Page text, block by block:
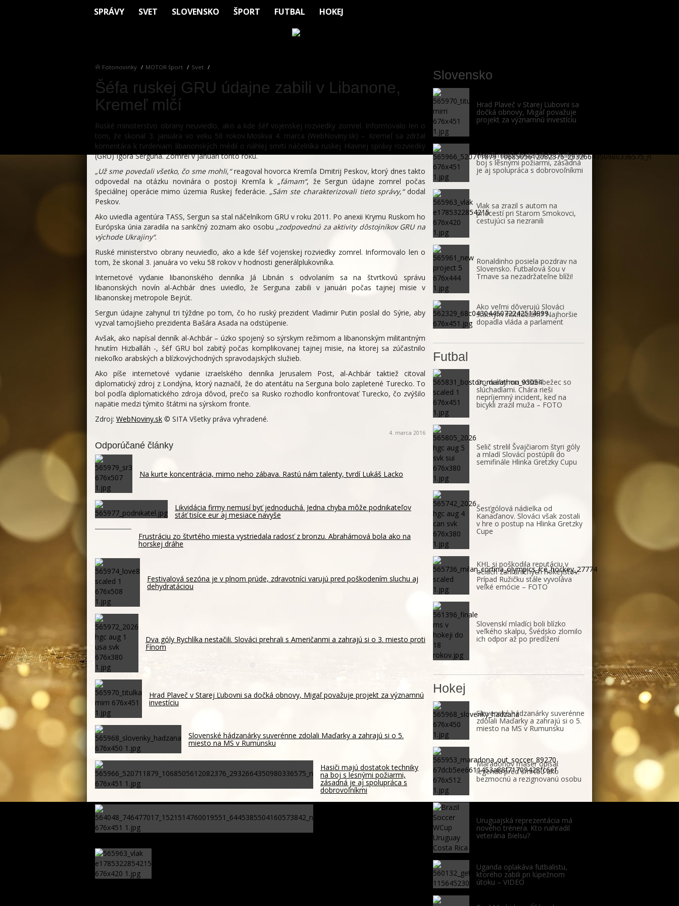
SPRÁVY SVET SLOVENSKO ŠPORT FUTBAL HOKEJ
Fotonovinky MOTOR šport Svet
Šéfa ruskej GRU údajne zabili v Libanone,
Kremeľ mlčí
Ruské ministerstvo obrany neuviedlo, ako a kde šéf vojenskej rozviedky zomrel. Informovalo len o
tom, že skonal 3. januára vo veku 58 rokov.Moskva 4. marca (WebNoviny.sk) – Kremeľ sa zdržal
komentára k tvrdeniam libanonských médií o náhlej smrti náčelníka ruskej Hlavnej správy rozviedky
(GRU) Igora Serguna. Zomrel v januári tohto roku.
„Už sme povedali všetko, čo sme mohli,“reagoval hovorca Kremľa Dmitrij Peskov, ktorý dnes takto
odpovedal na otázku novinára o postoji Kremľa k „fámam“, že Sergun údajne zomrel počas
špeciálnej operácie mimo územia Ruskej federácie. „Sám ste charakterizovali tieto správy,“dodal
Peskov.
Ako uviedla agentúra TASS, Sergun sa stal náčelníkom GRU v roku 2011. Po anexii Krymu Ruskom ho
Európska únia zaradila na sankčný zoznam ako osobu „zodpovednú za aktivity dôstojníkov GRU na
východe Ukrajiny“.
Ruské ministerstvo obrany neuviedlo, ako a kde šéf vojenskej rozviedky zomrel. Informovalo len o
tom, že skonal 3. januára vo veku 58 rokov v hodnosti generálplukovníka.
Internetové vydanie libanonského denníka Já Libnán s odvolaním sa na štvrtkovú správu
libanonských novín al-Achbár dnes uviedlo, že Serguna zabili v januári počas tajnej misie v
libanonskej metropole Bejrút.
Sergun údajne zahynul tri týždne po tom, čo ho ruský prezident Vladimir Putin poslal do Sýrie, aby
vyzval tamojšieho prezidenta Bašára Asada na odstúpenie.
Avšak, ako napísal denník al-Achbár – úzko spojený so sýrskym režimom a libanonským militantným
hnutím Hizballáh -, šéf GRU bol zabitý počas komplikovanej tajnej misie, na ktorej sa zúčastnilo
niekoľko arabských a blízkovýchodných spravodajských služieb.
Ako píše internetové vydanie izraelského denníka Jerusalem Post, al-Achbár taktiež citoval
diplomatický zdroj z Londýna, ktorý naznačil, že do atentátu na Serguna bolo zapletené Turecko. To
bol podľa diplomatického zdroja dôvod, prečo sa Rusko rozhodlo konfrontovať Turecko, čo zvýšilo
napätie medzi týmito štátmi na sýrskom fronte.
Zdroj: WebNoviny.sk © SITA Všetky práva vyhradené.
4. marca 2016
Odporúčané články
Na kurte koncentrácia, mimo neho zábava. Rastú nám talenty, tvrdí Lukáš Lacko
Likvidácia firmy nemusí byť jednoduchá. Jedna chyba môže podnikateľov
stáť tisíce eur aj mesiace navyše
Frustráciu zo štvrtého miesta vystriedala radosť z bronzu. Abrahámová bola ako na
horskej dráhe
Festivalová sezóna je v plnom prúde, zdravotníci varujú pred poškodením sluchu aj
dehydratáciou
Dva góly Rychlíka nestačili. Slováci prehrali s Američanmi a zahrajú si o 3. miesto proti
Fínom
Hrad Plaveč v Starej Ľubovni sa dočká obnovy, Migaľ považuje projekt za významnú
investíciu
Slovenské hádzanárky suverénne zdolali Maďarky a zahrajú si o 5.
miesto na MS v Rumunsku
Hasiči majú dostatok techniky
na boj s lesnými požiarmi,
zásadná je aj spolupráca s
dobrovoľníkmi
Slovensko
Hrad Plaveč v Starej Ľubovni sa
dočká obnovy, Migaľ považuje
projekt za významnú investíciu
Hasiči majú dostatok techniky na
boj s lesnými požiarmi, zásadná
je aj spolupráca s dobrovoľníkmi
Vlak sa zrazil s autom na
priecestí pri Starom Smokovci,
cestujúci sa nezranili
Ronaldinho posiela pozdrav na
Slovensko. Futbalová šou v
Trnave sa nezadržateľne blíži!
Ako veľmi dôverujú Slováci
štátnym inštitúciám? Najhoršie
dopadla vláda a parlament
Futbal
Do dráhy mu vošiel bežec so
slúchadlami. Chára rieši
nepríjemný incident, keď na
bicykli zrazil muža – FOTO
Selič strelil Švajčiarom štyri góly
a mladí Slováci postúpili do
semifinále Hlinka Gretzky Cupu
Šesťgólová nádielka od
Kanaďanov. Slováci však zostali
v hre o postup na Hlinka Gretzky
Cupe
KHL si poškodila reputáciu v
očiach zahraničných hokejistov.
Prípad Ružičku stále vyvoláva
veľké emócie – FOTO
Slovenskí mladíci boli blízko
veľkého skalpu, Švédsko zlomilo
ich odpor až po predĺžení
Hokej
Slovenské hádzanárky suverénne
zdolali Maďarky a zahrajú si o 5.
miesto na MS v Rumunsku
Maradonov masér opísal
legendu pred smrťou ako
bezmocnú a rezignovanú osobu
Uruguajská reprezentácia má
nového trénera. Kto nahradil
veterána Bielsu?
Uganda oplakáva futbalistu,
ktorého zabili pri lúpežnom
útoku – VIDEO